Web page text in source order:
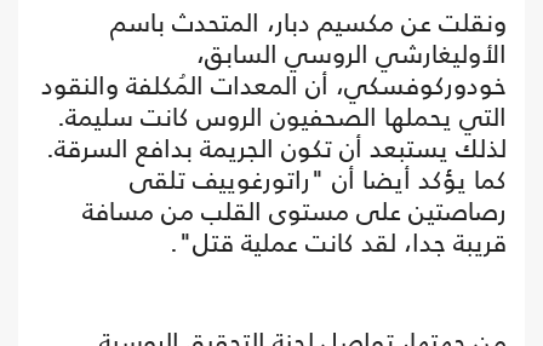
ونقلت عن مكسيم دبار، المتحدث باسم
الأوليغارشي الروسي السابق،
خودوركوفسكي، أن المعدات المُكلفة والنقود
التي يحملها الصحفيون الروس كانت سليمة.
لذلك يستبعد أن تكون الجريمة بدافع السرقة.
كما يؤكد أيضا أن "راتورغوييف تلقى
رصاصتين على مستوى القلب من مسافة
قريبة جدا، لقد كانت عملية قتل".